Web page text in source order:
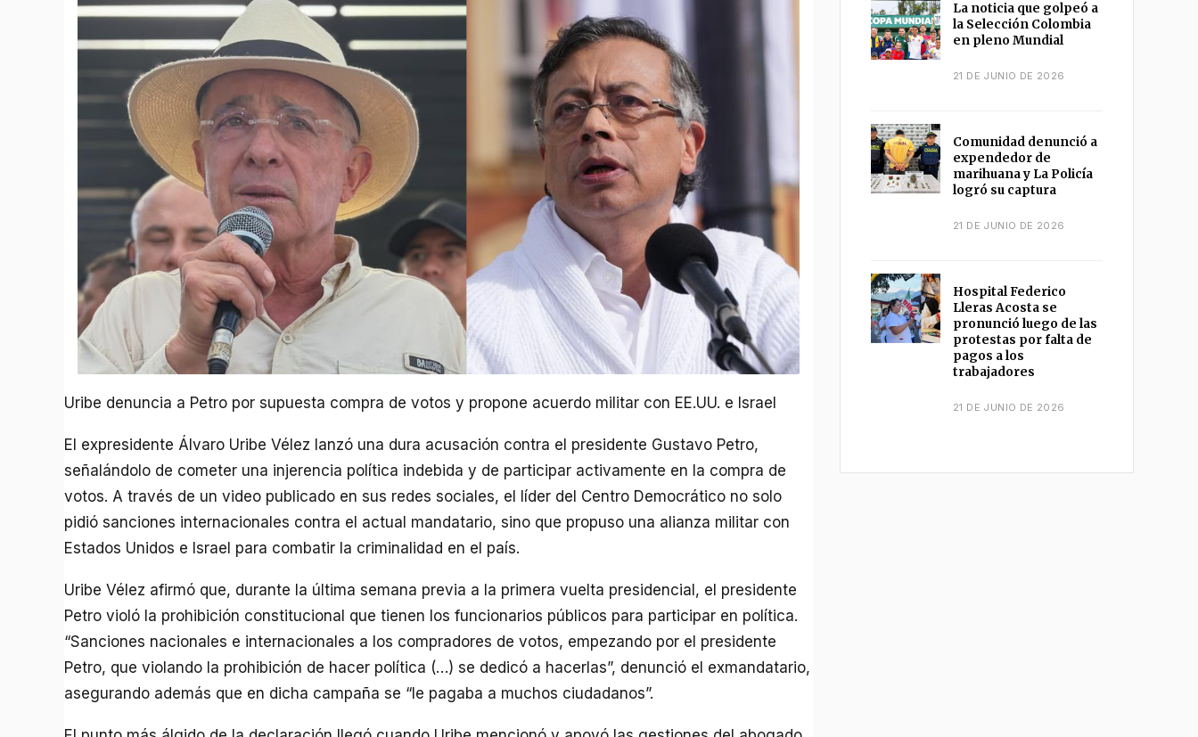
Uribe denuncia a Petro por supuesta compra de votos y propone acuerdo militar con EE.UU. e Israel
El expresidente Álvaro Uribe Vélez lanzó una dura acusación contra el presidente Gustavo Petro,
señalándolo de cometer una injerencia política indebida y de participar activamente en la compra de
votos. A través de un video publicado en sus redes sociales, el líder del Centro Democrático no solo
pidió sanciones internacionales contra el actual mandatario, sino que propuso una alianza militar con
Estados Unidos e Israel para combatir la criminalidad en el país.
Uribe Vélez afirmó que, durante la última semana previa a la primera vuelta presidencial, el presidente
Petro violó la prohibición constitucional que tienen los funcionarios públicos para participar en política.
“Sanciones nacionales e internacionales a los compradores de votos, empezando por el presidente
Petro, que violando la prohibición de hacer política (…) se dedicó a hacerlas”, denunció el exmandatario,
asegurando además que en dicha campaña se “le pagaba a muchos ciudadanos”.
La noticia que golpeó a
la Selección Colombia
en pleno Mundial
21 DE JUNIO DE 2026
Comunidad denunció a
expendedor de
marihuana y La Policía
logró su captura
21 DE JUNIO DE 2026
Hospital Federico
Lleras Acosta se
pronunció luego de las
protestas por falta de
pagos a los
trabajadores
21 DE JUNIO DE 2026